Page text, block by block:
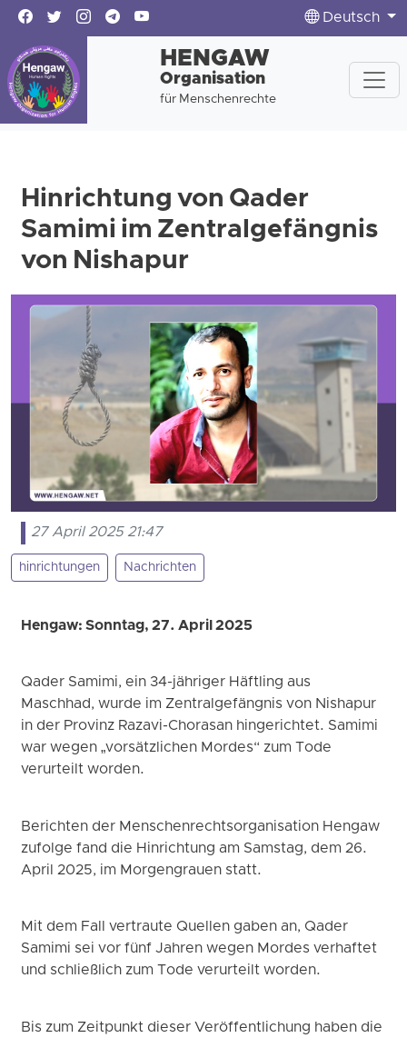
Deutsch
HENGAW
Organisation
für Menschenrechte
Hinrichtung von Qader
Samimi im Zentralgefängnis
von Nishapur
27 April 2025 21:47
hinrichtungen Nachrichten
Hengaw: Sonntag, 27. April 2025
Qader Samimi, ein 34-jähriger Häftling aus
Maschhad, wurde im Zentralgefängnis von Nishapur
in der Provinz Razavi-Chorasan hingerichtet. Samimi
war wegen „vorsätzlichen Mordes“ zum Tode
verurteilt worden.
Berichten der Menschenrechtsorganisation Hengaw
zufolge fand die Hinrichtung am Samstag, dem 26.
April 2025, im Morgengrauen statt.
Mit dem Fall vertraute Quellen gaben an, Qader
Samimi sei vor fünf Jahren wegen Mordes verhaftet
und schließlich zum Tode verurteilt worden.
Bis zum Zeitpunkt dieser Veröffentlichung haben die